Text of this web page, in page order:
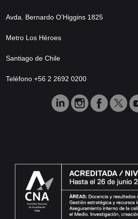
Avda. Bernardo O’Higgins 1825
Metro Los Héroes
Santiago de Chile
Teléfono +56 2 2692 0200